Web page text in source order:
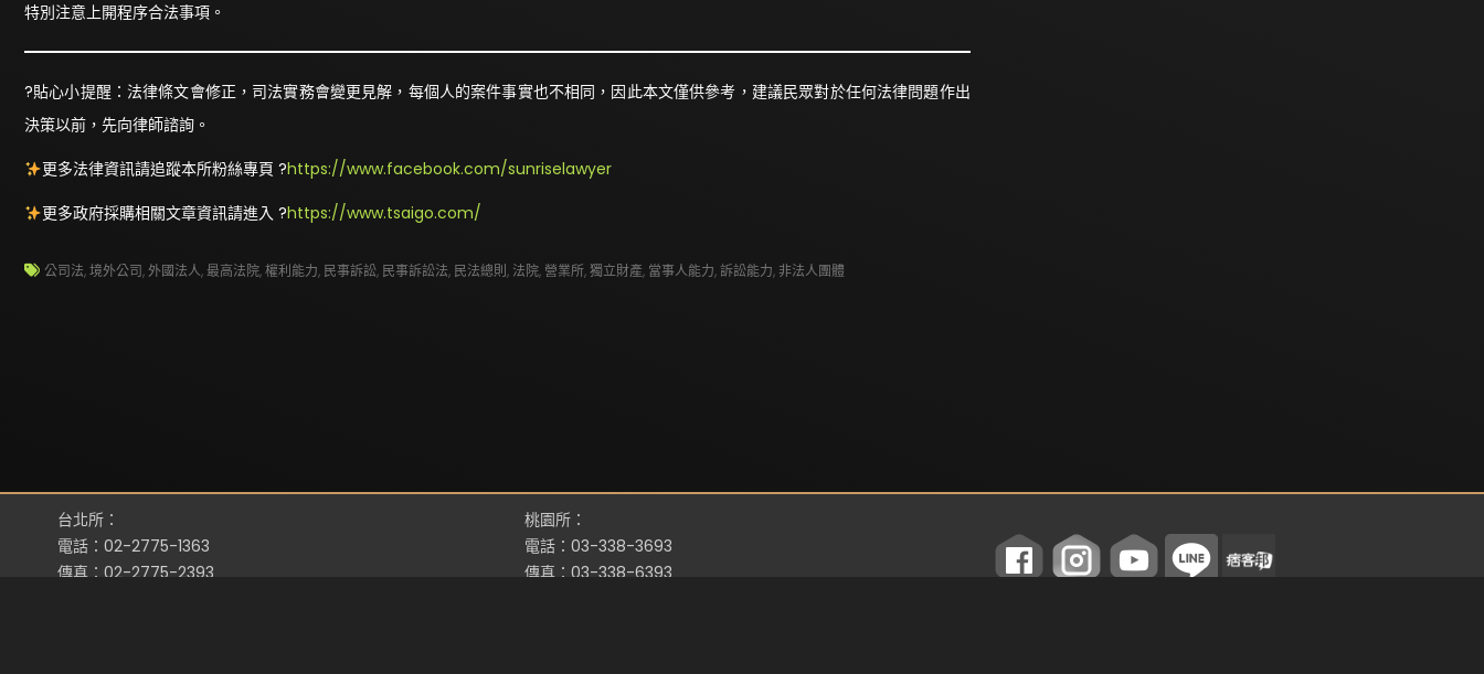
特別注意上開程序合法事項。
?貼心小提醒：法律條文會修正，司法實務會變更見解，每個人的案件事實也不相同，因此本文僅供參考，建議民眾對於任何法律問題作出
決策以前，先向律師諮詢。
更多法律資訊請追蹤本所粉絲專頁 ?https://www.facebook.com/sunriselawyer
更多政府採購相關文章資訊請進入 ?https://www.tsaigo.com/
公司法,境外公司,外國法人,最高法院,權利能力, 民事訴訟, 民事訴訟法, 民法總則 , 法院, 營業所,獨立財產, 當事人能力,訴訟能力, 非法人團體
台北所：
電話：02-2775-1363
傳真：02-2775-2393
桃園所：
電話：03-338-3693
傳真：03-338-6393